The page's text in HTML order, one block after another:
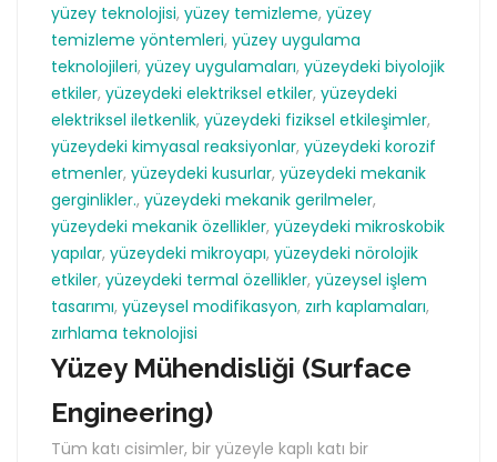
yüzey teknolojisi, yüzey temizleme, yüzey
temizleme yöntemleri, yüzey uygulama
teknolojileri, yüzey uygulamaları, yüzeydeki biyolojik
etkiler, yüzeydeki elektriksel etkiler, yüzeydeki
elektriksel iletkenlik, yüzeydeki fiziksel etkileşimler,
yüzeydeki kimyasal reaksiyonlar, yüzeydeki korozif
etmenler, yüzeydeki kusurlar, yüzeydeki mekanik
gerginlikler., yüzeydeki mekanik gerilmeler,
yüzeydeki mekanik özellikler, yüzeydeki mikroskobik
yapılar, yüzeydeki mikroyapı, yüzeydeki nörolojik
etkiler, yüzeydeki termal özellikler, yüzeysel işlem
tasarımı, yüzeysel modifikasyon, zırh kaplamaları,
zırhlama teknolojisi
Yüzey Mühendisliği (Surface
Engineering)
Tüm katı cisimler, bir yüzeyle kaplı katı bir